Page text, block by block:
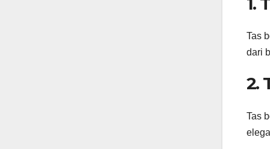
Tas
dari
2.
Tas